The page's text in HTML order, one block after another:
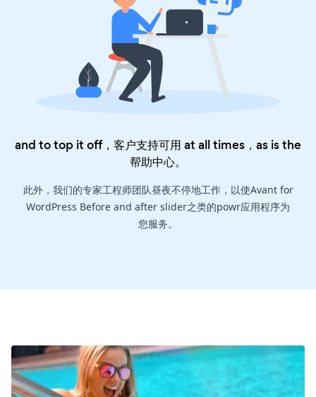
and to top it off，客户支持可用 at all times，as is the
帮助中心。
此外，我们的专家工程师团队昼夜不停地工作，以使Avant for
WordPress Before and after slider之类的powr应用程序为
您服务。